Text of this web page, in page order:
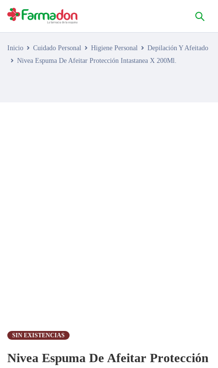
Inicio Cuidado Personal Higiene Personal
Depilación Y Afeitado
Nivea Espuma De Afeitar Protección Intastanea X 200Ml.
SIN EXISTENCIAS
Nivea Espuma De Afeitar Protección